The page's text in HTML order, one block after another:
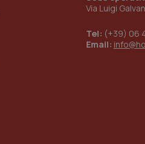
Via Luigi
Tel: (+39) 06
Email:
tracking-sites-